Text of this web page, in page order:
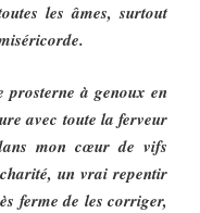
les âmes, surtout
prosterne à genoux en
avec toute la ferveur
mon cœur de vifs
un vrai repentir
ferme de les corriger,